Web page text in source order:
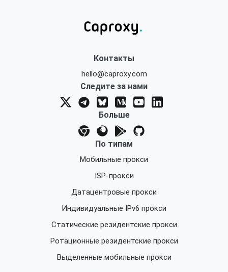
Контакты
hello@caproxy.com
Следите за нами
Больше
По типам
Мобильные прокси
ISP-прокси
Датацентровые прокси
Индивидуальные IPv6 прокси
Статические резидентские прокси
Ротационные резидентские прокси
Выделенные мобильные прокси